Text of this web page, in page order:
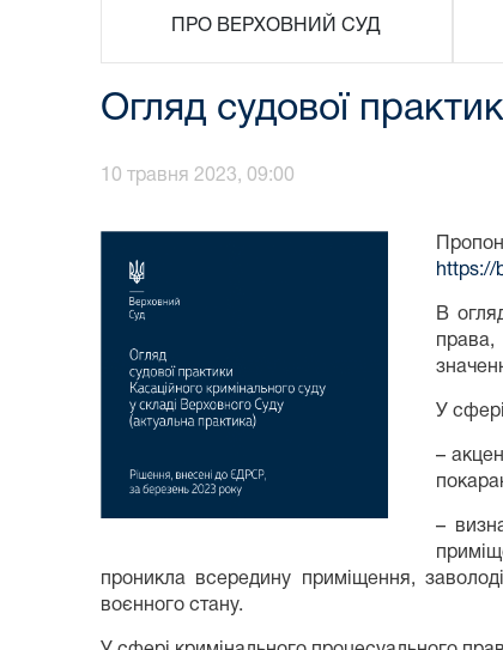
ПРО ВЕРХОВНИЙ СУД
Огляд судової
10 травня 2023, 09:00
https://
В
права,
У
–
–
проникла всередину приміщення,
воєнного стану.